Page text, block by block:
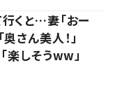
くと…妻「おー
さん美人！」
楽しそうww」